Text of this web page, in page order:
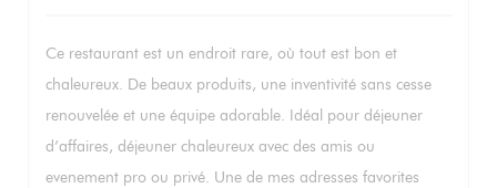
Ce restaurant est un endroit rare, où tout est bon et
chaleureux. De beaux produits, une inventivité sans cesse
renouvelée et une équipe adorable. Idéal pour déjeuner
d’affaires, déjeuner chaleureux avec des amis ou
evenement pro ou privé. Une de mes adresses favorites